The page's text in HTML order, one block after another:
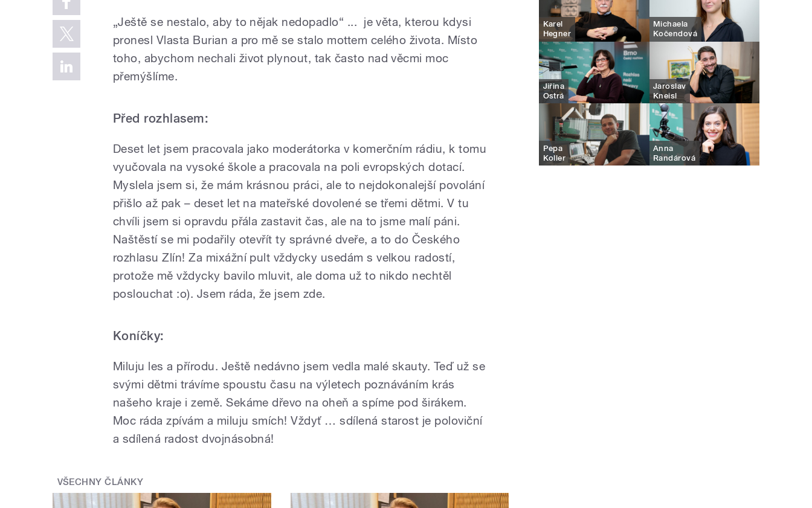
„Ještě se nestalo, aby to nějak nedopadlo“ ... je věta, kterou kdysi
pronesl Vlasta Burian a pro mě se stalo mottem celého života. Místo
toho, abychom nechali život plynout, tak často nad věcmi moc
přemýšlíme.
Před rozhlasem:
Deset let jsem pracovala jako moderátorka v komerčním rádiu, k tomu
vyučovala na vysoké škole a pracovala na poli evropských dotací.
Myslela jsem si, že mám krásnou práci, ale to nejdokonalejší povolání
přišlo až pak – deset let na mateřské dovolené se třemi dětmi. V tu
chvíli jsem si opravdu přála zastavit čas, ale na to jsme malí páni.
Naštěstí se mi podařily otevřít ty správné dveře, a to do Českého
rozhlasu Zlín! Za mixážní pult vždycky usedám s velkou radostí,
protože mě vždycky bavilo mluvit, ale doma už to nikdo nechtěl
poslouchat :o). Jsem ráda, že jsem zde.
Koníčky:
Miluju les a přírodu. Ještě nedávno jsem vedla malé skauty. Teď už se
svými dětmi trávíme spoustu času na výletech poznáváním krás
našeho kraje i země. Sekáme dřevo na oheň a spíme pod širákem.
Moc ráda zpívám a miluju smích! Vždyť … sdílená starost je poloviční
a sdílená radost dvojnásobná!
VŠECHNY ČLÁNKY
Karel
Hegner
Michaela
Kočendová
Jiřina
Ostrá
Jaroslav
Kneisl
Pepa
Koller
Anna
Randárová